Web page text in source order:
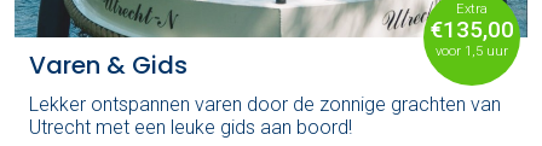
Extra
€135,00
voor 1,5 uur
Varen & Gids
Lekker ontspannen varen door de zonnige grachten van
Utrecht met een leuke gids aan boord!